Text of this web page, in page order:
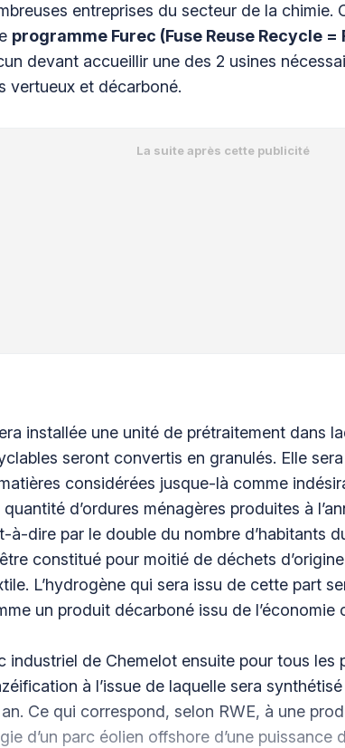
entreprises du secteur de la chimie.
programme Furec (Fuse Reuse Recycle
devant accueillir une des 2 usines
vertueux et décarboné.
installée une unité de prétraitement dans
seront convertis en granulés. Elle
considérées jusque-là comme
d’ordures ménagères produites à
à-dire par le double du nombre d’habitants
constitué pour moitié de déchets
L’hydrogène qui sera issu de cette part
un produit décarboné issu de l’économie
industriel de Chemelot ensuite pour tous les
à l’issue de laquelle sera
Ce qui correspond, selon RWE, à une
d’un parc éolien offshore d’une